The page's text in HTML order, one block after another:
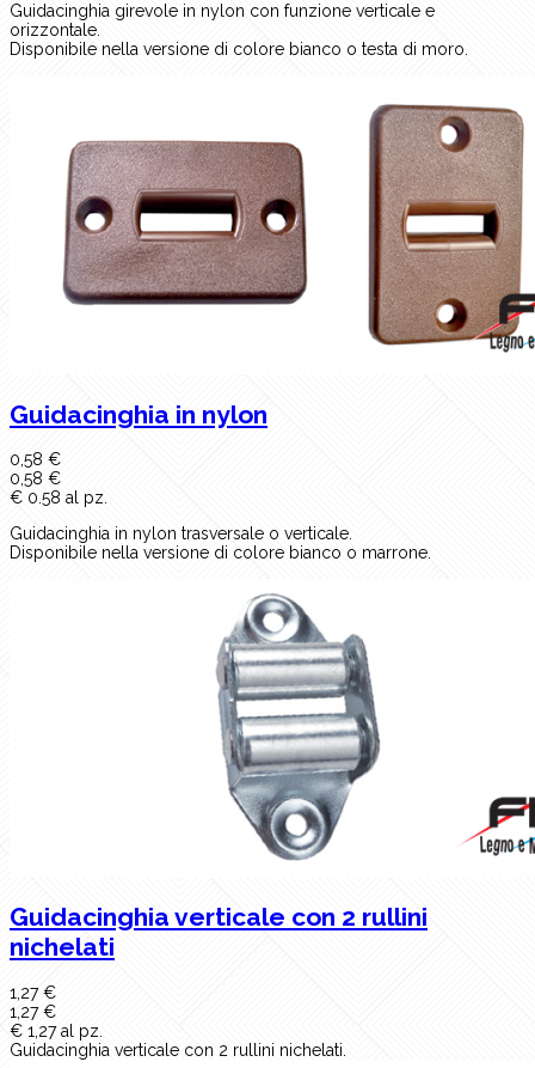
Guidacinghia girevole in nylon con funzione verticale e
orizzontale.
Disponibile nella versione di colore bianco o testa di moro.
Guidacinghia in nylon
0,58 €
0,58 €
€ 0.58 al pz.
Guidacinghia in nylon trasversale o verticale.
Disponibile nella versione di colore bianco o marrone.
Guidacinghia verticale con 2 rullini
nichelati
1,27 €
1,27 €
€ 1,27 al pz.
Guidacinghia verticale con 2 rullini nichelati.